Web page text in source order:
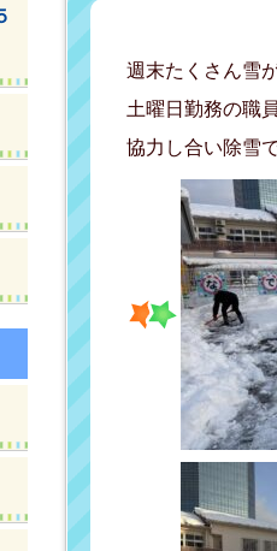
週末たくさん雪
土曜日勤務の職
協力し合い除雪